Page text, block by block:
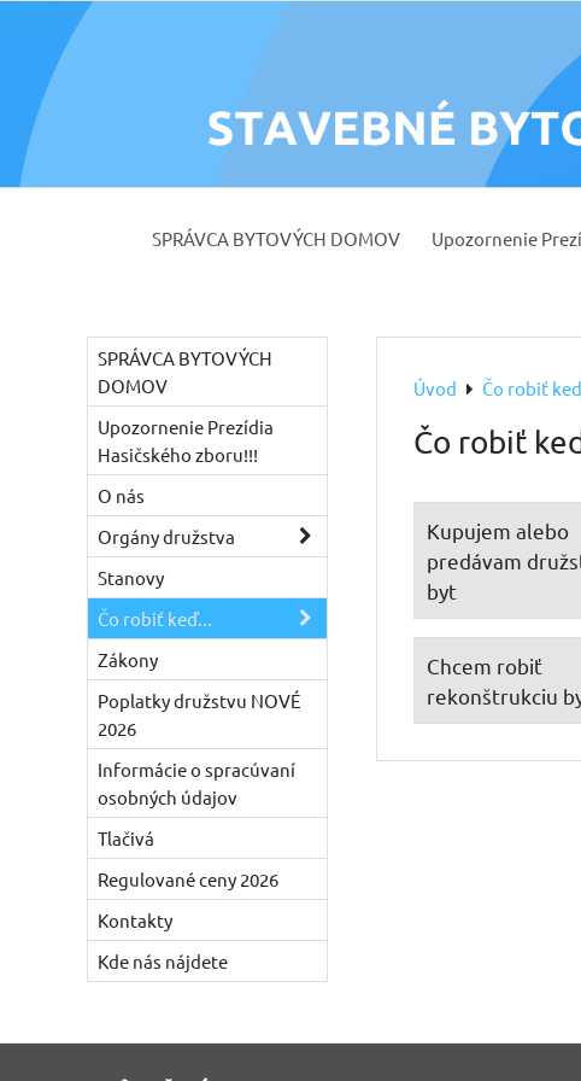
SPRÁVCA BYTOVÝCH DOMOV Upozornenie
Úvod Čo robiť
Čo robiť
Kupujem alebo
predávam
byt
Chcem robiť
rekonštrukciu
SPRÁVCA BYTOVÝCH
DOMOV
Upozornenie Prezídia
Hasičského zboru!!!
O nás
Orgány družstva
Stanovy
Čo robiť keď...
Zákony
Poplatky družstvu NOVÉ
2026
Informácie o spracúvaní
osobných údajov
Tlačivá
Regulované ceny 2026
Kontakty
Kde nás nájdete